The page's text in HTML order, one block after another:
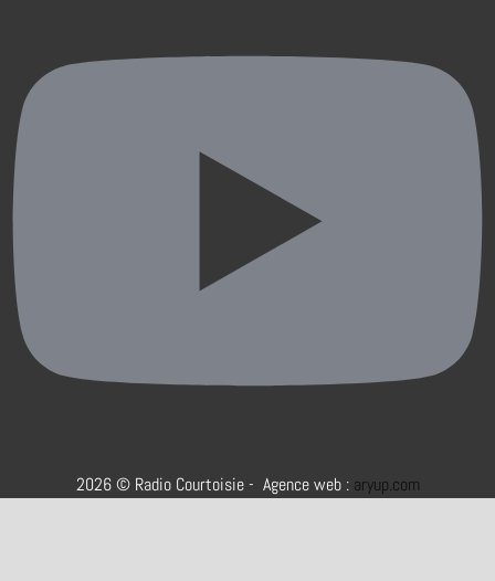
2026 © Radio Courtoisie - Agence web : aryup.com